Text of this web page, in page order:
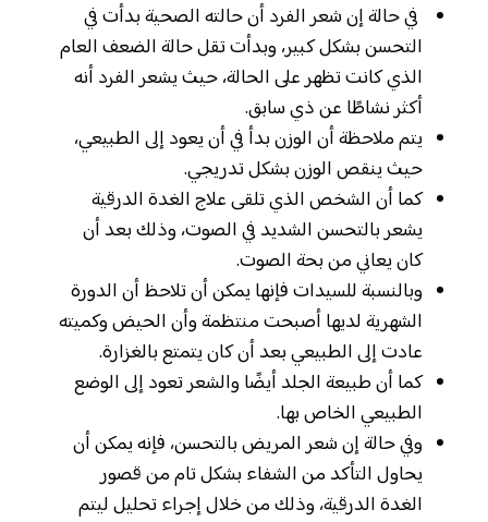
في حالة إن شعر الفرد أن حالته الصحية بدأت في
التحسن بشكل كبير، وبدأت تقل حالة الضعف العام
الذي كانت تظهر على الحالة، حيث يشعر الفرد أنه
أكثر نشاطًا عن ذي سابق.
يتم ملاحظة أن الوزن بدأ في أن يعود إلى الطبيعي،
حيث ينقص الوزن بشكل تدريجي.
كما أن الشخص الذي تلقى علاج الغدة الدرقية
يشعر بالتحسن الشديد في الصوت، وذلك بعد أن
كان يعاني من بحة الصوت.
وبالنسبة للسيدات فإنها يمكن أن تلاحظ أن الدورة
الشهرية لديها أصبحت منتظمة وأن الحيض وكميته
عادت إلى الطبيعي بعد أن كان يتمتع بالغزارة.
كما أن طبيعة الجلد أيضًا والشعر تعود إلى الوضع
الطبيعي الخاص بها.
وفي حالة إن شعر المريض بالتحسن، فإنه يمكن أن
يحاول التأكد من الشفاء بشكل تام من قصور
الغدة الدرقية، وذلك من خلال إجراء تحليل ليتم